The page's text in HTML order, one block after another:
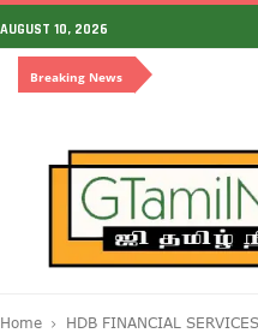
AUGUST 10, 2026
Breaking News
Home HDB FINANCIAL